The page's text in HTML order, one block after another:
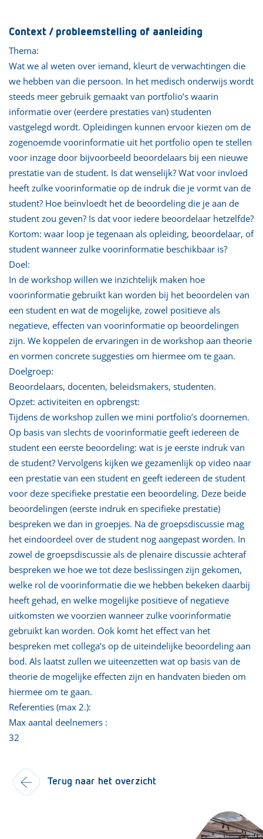
Context / probleemstelling of aanleiding
Thema:
Wat we al weten over iemand, kleurt de verwachtingen die
we hebben van die persoon. In het medisch onderwijs wordt
steeds meer gebruik gemaakt van portfolio’s waarin
informatie over (eerdere prestaties van) studenten
vastgelegd wordt. Opleidingen kunnen ervoor kiezen om de
zogenoemde voorinformatie uit het portfolio open te stellen
voor inzage door bijvoorbeeld beoordelaars bij een nieuwe
prestatie van de student. Is dat wenselijk? Wat voor invloed
heeft zulke voorinformatie op de indruk die je vormt van de
student? Hoe beïnvloedt het de beoordeling die je aan de
student zou geven? Is dat voor iedere beoordelaar hetzelfde?
Kortom: waar loop je tegenaan als opleiding, beoordelaar, of
student wanneer zulke voorinformatie beschikbaar is?
Doel:
In de workshop willen we inzichtelijk maken hoe
voorinformatie gebruikt kan worden bij het beoordelen van
een student en wat de mogelijke, zowel positieve als
negatieve, effecten van voorinformatie op beoordelingen
zijn. We koppelen de ervaringen in de workshop aan theorie
en vormen concrete suggesties om hiermee om te gaan.
Doelgroep:
Beoordelaars, docenten, beleidsmakers, studenten.
Opzet: activiteiten en opbrengst:
Tijdens de workshop zullen we mini portfolio’s doornemen.
Op basis van slechts de voorinformatie geeft iedereen de
student een eerste beoordeling: wat is je eerste indruk van
de student? Vervolgens kijken we gezamenlijk op video naar
een prestatie van een student en geeft iedereen de student
voor deze specifieke prestatie een beoordeling. Deze beide
beoordelingen (eerste indruk en specifieke prestatie)
bespreken we dan in groepjes. Na de groepsdiscussie mag
het eindoordeel over de student nog aangepast worden. In
zowel de groepsdiscussie als de plenaire discussie achteraf
bespreken we hoe we tot deze beslissingen zijn gekomen,
welke rol de voorinformatie die we hebben bekeken daarbij
heeft gehad, en welke mogelijke positieve of negatieve
uitkomsten we voorzien wanneer zulke voorinformatie
gebruikt kan worden. Ook komt het effect van het
bespreken met collega’s op de uiteindelijke beoordeling aan
bod. Als laatst zullen we uiteenzetten wat op basis van de
theorie de mogelijke effecten zijn en handvaten bieden om
hiermee om te gaan.
Referenties (max 2.):
Max aantal deelnemers :
32
Terug naar het overzicht